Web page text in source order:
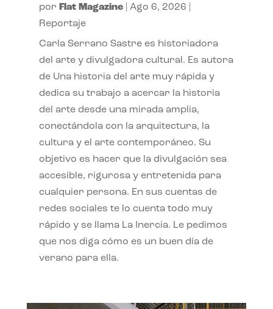
por Flat Magazine| Ago 6, 2026
Reportaje
Carla Serrano Sastre es historiadora
del arte y divulgadora cultural. Es autora
de Una historia del arte muy rápida y
dedica su trabajo a acercar la historia
del arte desde una mirada amplia,
conectándola con la arquitectura, la
cultura y el arte contemporáneo. Su
objetivo es hacer que la divulgación sea
accesible, rigurosa y entretenida para
cualquier persona. En sus cuentas de
redes sociales te lo cuenta todo muy
rápido y se llama La Inercia. Le pedimos
que nos diga cómo es un buen día de
verano para ella.